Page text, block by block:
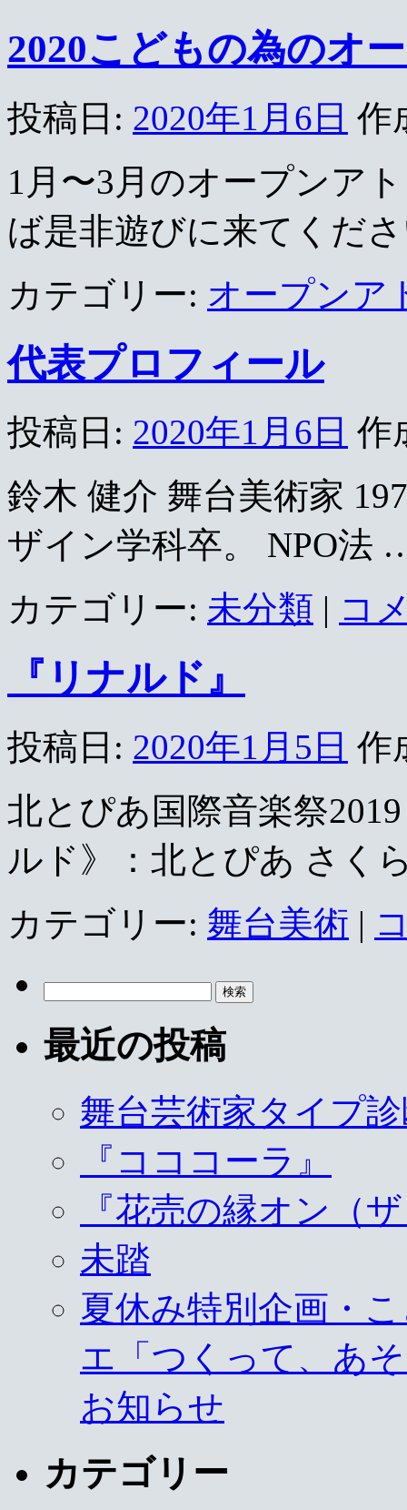
2020こどもの為のオ
投稿日: 2020年1月6日 作
1月〜3月のオープンア
ば是非遊びに来てくだ
カテゴリー: オープンア
代表プロフィール
投稿日: 2020年1月6日 作
鈴木 健介 舞台美術家
ザイン学科卒。 NPO法
カテゴリー: 未分類 | コ
『リナルド』
投稿日: 2020年1月5日 作
北とぴあ国際音楽祭
ルド》：北とぴあ さく
カテゴリー: 舞台美術 |
最近の投稿
舞台芸術家タイプ
『コココーラ』
『花売の縁オン（
未踏
夏休み特別企画・
エ「つくって、あ
お知らせ
カテゴリー